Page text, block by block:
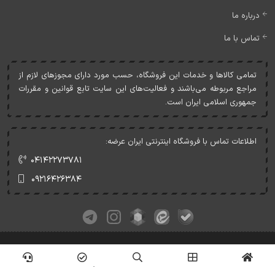
درباره ما
تماس با ما
تمامی کالاها و خدمات اين فروشگاه، حسب مورد دارای مجوزهای لازم از
مراجع مربوطه می‌باشند و فعاليت‌های اين سايت تابع قوانين و مقررات
جمهوری اسلامی ايران است.
اطلاعات تماس با فروشگاه اینترنتی ایران عرضه:
۰۴۱۴۲۲۷۳۷۸۱
۰۹۲۱۶۴۲۶۳۸۴
کلیه حقوق این وبسایت متعلق به ایران عرضه می‌باشد.